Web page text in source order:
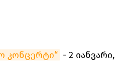
კონცერტი“ - 2